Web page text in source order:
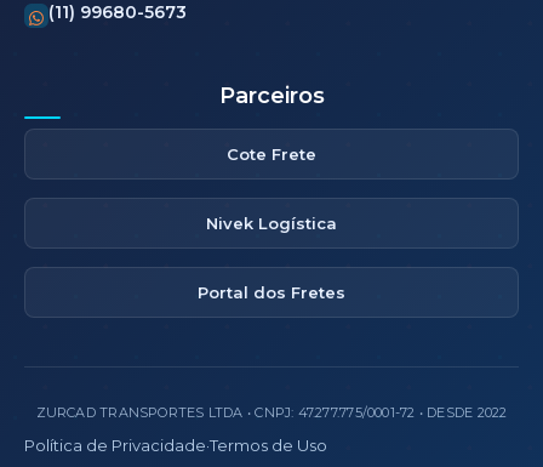
(11) 99680-5673
Parceiros
Cote Frete
Nivek Logística
Portal dos Fretes
ZURCAD TRANSPORTES LTDA • CNPJ: 47.277.775/0001-72 • DESDE 2022
Política de Privacidade·Termos de Uso